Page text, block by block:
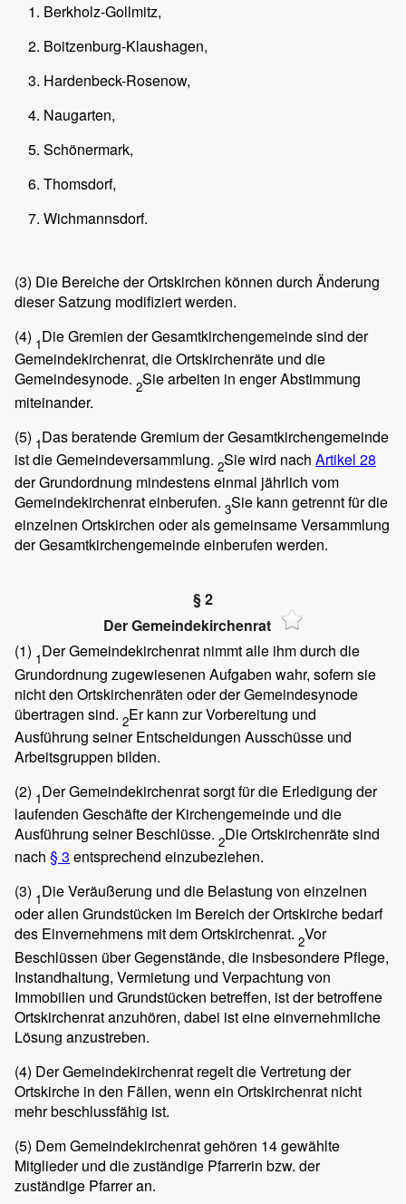
Berkholz-Gollmitz,
Boitzenburg-Klaushagen,
Hardenbeck-Rosenow,
Naugarten,
Schönermark,
Thomsdorf,
Wichmannsdorf.
(3) Die Bereiche der Ortskirchen können durch Änderung
dieser Satzung modifiziert werden.
(4) 1Die Gremien der Gesamtkirchengemeinde sind der
Gemeindekirchenrat, die Ortskirchenräte und die
Gemeindesynode. 2Sie arbeiten in enger Abstimmung
miteinander.
(5) 1Das beratende Gremium der Gesamtkirchengemeinde
ist die Gemeindeversammlung. 2Sie wird nach Artikel 28
der Grundordnung mindestens einmal jährlich vom
Gemeindekirchenrat einberufen. 3Sie kann getrennt für die
einzelnen Ortskirchen oder als gemeinsame Versammlung
der Gesamtkirchengemeinde einberufen werden.
§ 2
Der Gemeindekirchenrat
(1) 1Der Gemeindekirchenrat nimmt alle ihm durch die
Grundordnung zugewiesenen Aufgaben wahr, sofern sie
nicht den Ortskirchenräten oder der Gemeindesynode
übertragen sind. 2Er kann zur Vorbereitung und
Ausführung seiner Entscheidungen Ausschüsse und
Arbeitsgruppen bilden.
(2) 1Der Gemeindekirchenrat sorgt für die Erledigung der
laufenden Geschäfte der Kirchengemeinde und die
Ausführung seiner Beschlüsse. 2Die Ortskirchenräte sind
nach § 3 entsprechend einzubeziehen.
(3) 1Die Veräußerung und die Belastung von einzelnen
oder allen Grundstücken im Bereich der Ortskirche bedarf
des Einvernehmens mit dem Ortskirchenrat. 2Vor
Beschlüssen über Gegenstände, die insbesondere Pflege,
Instandhaltung, Vermietung und Verpachtung von
Immobilien und Grundstücken betreffen, ist der betroffene
Ortskirchenrat anzuhören, dabei ist eine einvernehmliche
Lösung anzustreben.
(4) Der Gemeindekirchenrat regelt die Vertretung der
Ortskirche in den Fällen, wenn ein Ortskirchenrat nicht
mehr beschlussfähig ist.
(5) Dem Gemeindekirchenrat gehören 14 gewählte
Mitglieder und die zuständige Pfarrerin bzw. der
zuständige Pfarrer an.